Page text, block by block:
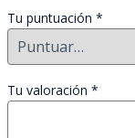
Tu puntuación *
Tu valoración *